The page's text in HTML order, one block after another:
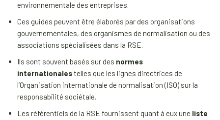
environnementale des entreprises.
Ces guides peuvent être élaborés par des organisations
gouvernementales, des organismes de normalisation ou des
associations spécialisées dans la RSE.
Ils sont souvent basés sur des normes
internationalestelles que les lignes directrices de
l’Organisation internationale de normalisation (ISO) sur la
responsabilité sociétale.
Les référentiels de la RSE fournissent quant à eux une liste